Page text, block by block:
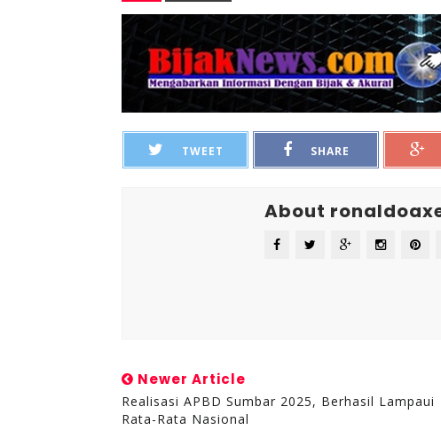
TWEET SHARE
About
Newer Article
Realisasi APBD Sumbar 2025, Berhasil Lampaui
Rata-Rata Nasional